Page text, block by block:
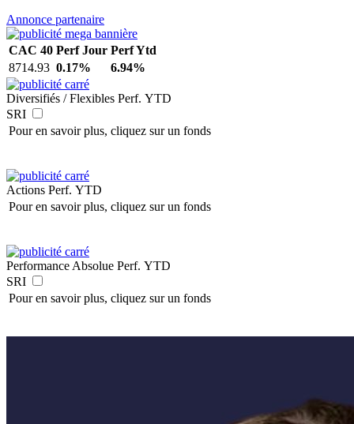
Annonce partenaire
CAC 40 Perf Jour Perf Ytd
8714.93 0.17% 6.94%
Diversifiés / Flexibles Perf. YTD
SRI
Pour en savoir plus, cliquez sur un fonds
Actions Perf. YTD
Pour en savoir plus, cliquez sur un fonds
Performance Absolue Perf. YTD
SRI
Pour en savoir plus, cliquez sur un fonds